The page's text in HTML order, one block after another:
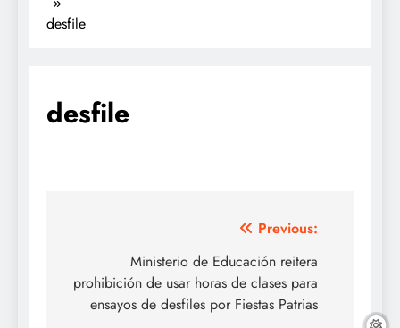
desfile
desfile
entradas
Previous:
Ministerio de Educación reitera
prohibición de usar horas de clases para
ensayos de desfiles por Fiestas Patrias